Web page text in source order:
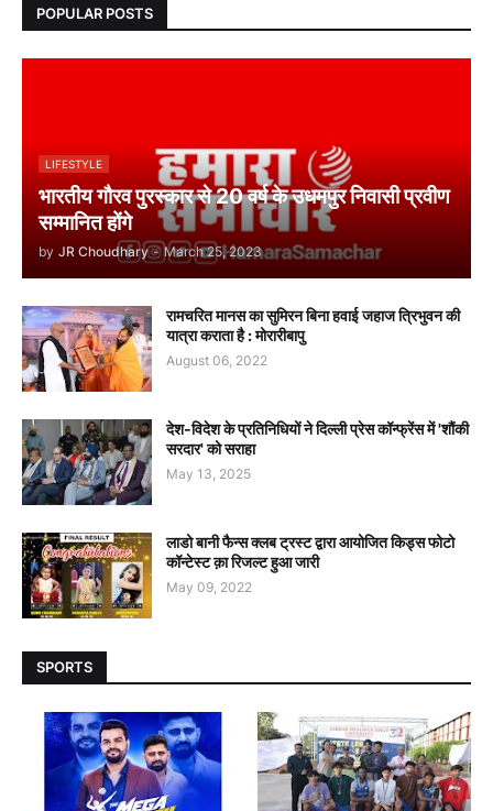
POPULAR POSTS
LIFESTYLE
भारतीय गौरव पुरस्कार से 20 वर्ष के उधमपुर निवासी प्रवीण
सम्मानित होंगे
by JR Choudhary - March 25, 2023
रामचरित मानस का सुमिरन बिना हवाई जहाज त्रिभुवन की
यात्रा कराता है : मोरारीबापु
August 06, 2022
देश-विदेश के प्रतिनिधियों ने दिल्ली प्रेस कॉन्फ्रेंस में 'शौंकी
सरदार' को सराहा
May 13, 2025
लाडो बानी फैन्स क्लब ट्रस्ट द्वारा आयोजित किड्स फोटो
कॉन्टेस्ट क़ा रिजल्ट हुआ जारी
May 09, 2022
SPORTS